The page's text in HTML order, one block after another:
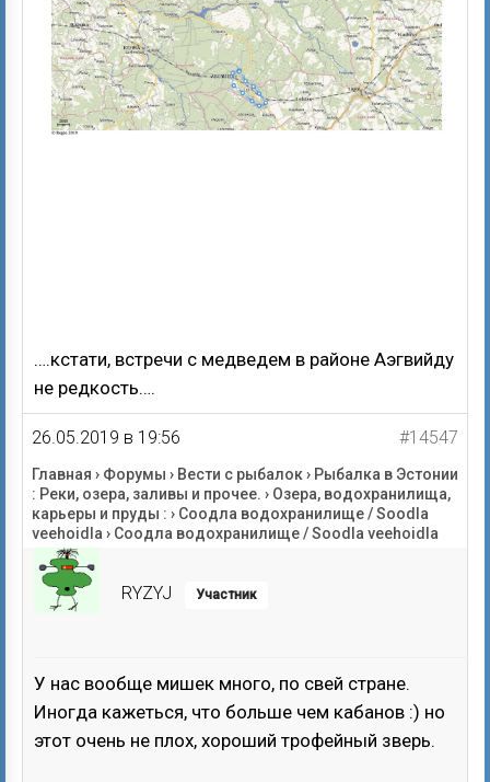
….кстати, встречи с медведем в районе Аэгвийду
не редкость….
26.05.2019 в 19:56 #14547
Главная › Форумы › Вести с рыбалок› Рыбалка в Эстонии
: Реки, озера, заливы и прочее. › Озера, водохранилища,
карьеры и пруды : › Соодла водохранилище / Soodla
veehoidla › Соодла водохранилище / Soodla veehoidla
RYZYJ Участник
У нас вообще мишек много, по свей стране.
Иногда кажеться, что больше чем кабанов :) но
этот очень не плох, хороший трофейный зверь.